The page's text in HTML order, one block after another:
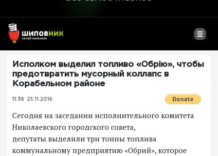
Исполком выделил топливо «Обрію», чтобы
предотвратить мусорный коллапс в
Корабельном районе
11:36 25.11.2016
Сегодня на заседании исполнительного комитета
Николаевского городского совета,
депутаты выделили три тонны топлива
коммунальному предприятию «Обрий», которое